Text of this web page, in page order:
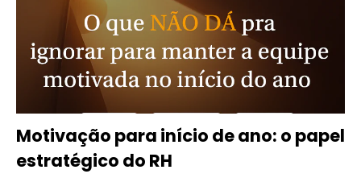
Motivação para início de ano: o papel
estratégico do RH